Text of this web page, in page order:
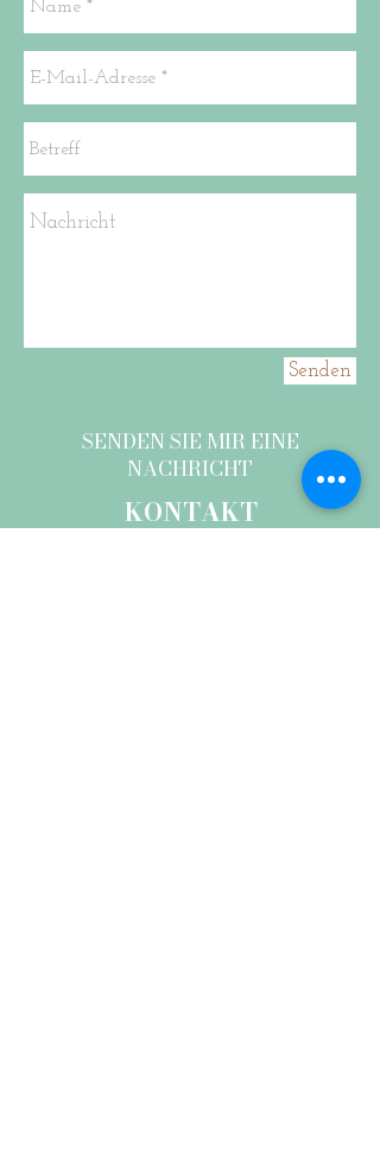
Senden
SENDEN SIE MIR EINE
NACHRICHT
KONTAKT